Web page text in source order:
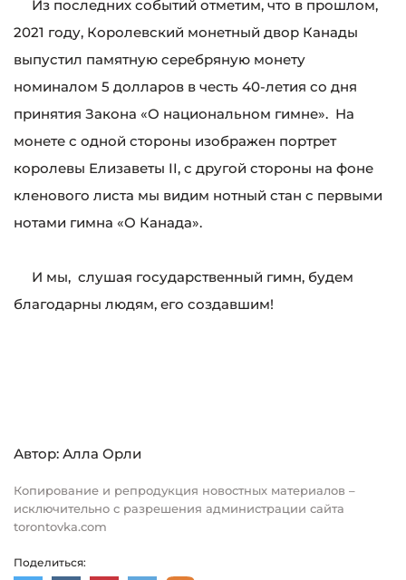
Из последних событий отметим, что в прошлом,
2021 году, Королевский монетный двор Канады
выпустил памятную серебряную монету
номиналом 5 долларов в честь 40-летия со дня
принятия Закона «О национальном гимне». На
монете с одной стороны изображен портрет
королевы Елизаветы II, с другой стороны на фоне
кленового листа мы видим нотный стан с первыми
нотами гимна «О Канада».
И мы, слушая государственный гимн, будем
благодарны людям, его создавшим!
Автор: Алла Орли
Копирование и репродукция новостных материалов –
исключительно с разрешения администрации сайта
torontovka.com
Поделиться: